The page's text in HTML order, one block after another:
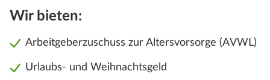
Wir bieten:
Arbeitgeberzuschuss zur Altersvorsorge (AVWL)
Urlaubs- und Weihnachtsgeld